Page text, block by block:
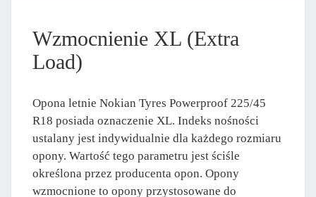
Wzmocnienie XL (Extra
Load)
Opona letnie Nokian Tyres Powerproof 225/45
R18 posiada oznaczenie XL. Indeks nośności
ustalany jest indywidualnie dla każdego rozmiaru
opony. Wartość tego parametru jest ściśle
określona przez producenta opon. Opony
wzmocnione to opony przystosowane do